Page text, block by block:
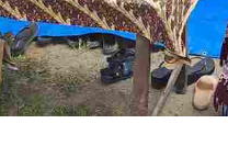
g
a
n
u
n